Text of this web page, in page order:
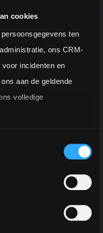
cookies
ten
ons CRM-
incidenten en
aan de geldende
volledige
school informatie